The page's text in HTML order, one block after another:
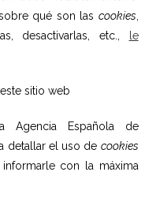
qué son las cookies
desactivarlas, etc.,
le
sitio web
Agencia Española de
detallar el uso de cookies
con la máxima